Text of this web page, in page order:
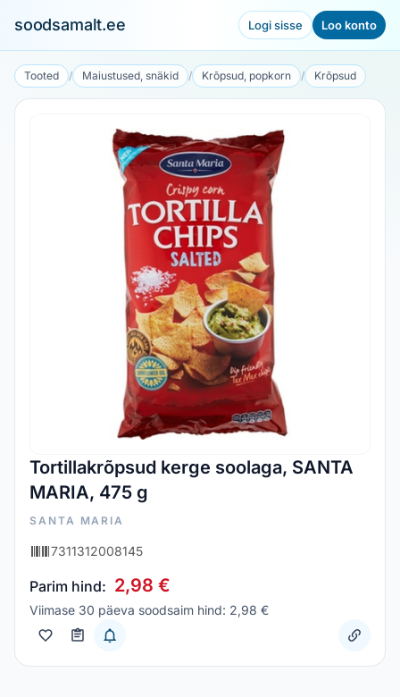
soodsamalt.ee Logi sisse Loo konto
Tooted / Maiustused, snäkid / Krõpsud, popkorn / Krõpsud
Tortillakrõpsud kerge soolaga, SANTA
MARIA, 475 g
SANTA MARIA
7311312008145
Parim hind: 2,98 €
Viimase 30 päeva soodsaim hind: 2,98 €